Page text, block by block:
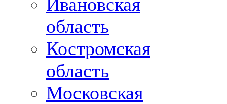
область
Костромская
область
Московская